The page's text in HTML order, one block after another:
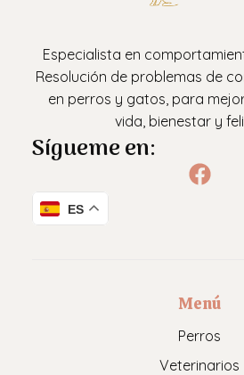
Especialista en
Resolución de problemas de
en perros y gatos, para
vida, bienestar y
Sígueme en:
ES
Menú
Perros
Veterinarios